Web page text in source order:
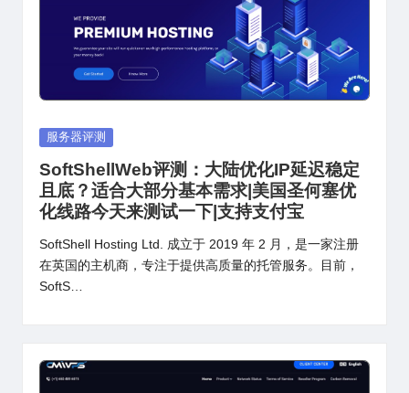
Posted
服务器评测
SoftShellWeb评测：大陆优化IP延迟稳定
且底？适合大部分基本需求|美国圣何塞优
化线路今天来测试一下|支持支付宝
SoftShell Hosting Ltd. 成立于 2019 年 2 月，是一家注册
在英国的主机商，专注于提供高质量的托管服务。目前，
SoftS…